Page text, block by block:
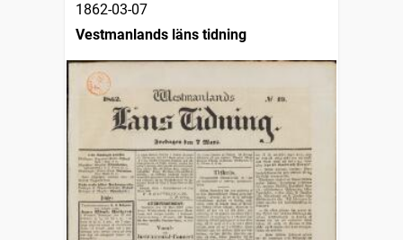
1862-03-07
Vestmanlands läns tidning